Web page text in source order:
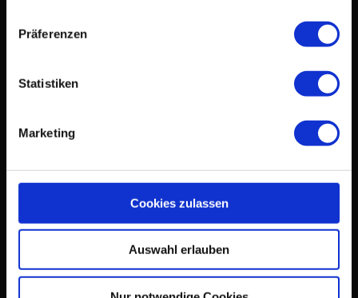
Präferenzen
Statistiken
Marketing
Cookies zulassen
Auswahl erlauben